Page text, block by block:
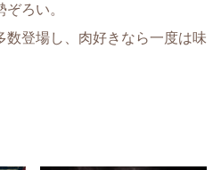
ろい。
数登場し、肉好きなら一度は味